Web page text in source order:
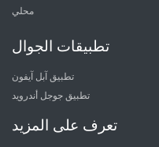
محلي
تطبيقات الجوال
تطبيق آبل آيفون
تطبيق جوجل أندرويد
تعرف على المزيد